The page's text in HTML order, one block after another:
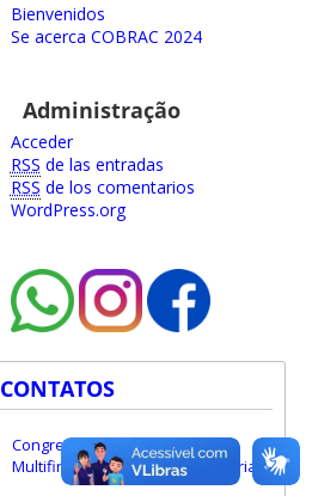
Bienvenidos
Se acerca COBRAC 2024
Administração
Acceder
RSS de las entradas
RSS de los comentarios
WordPress.org
CONTATOS
Congresso de Cadastro
Multifinalitário e Gestão Territorial